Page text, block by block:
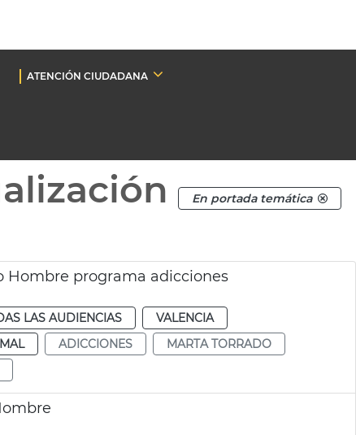
ATENCIÓN CIUDADANA
En portada temática
Hombre programa adicciones
LAS AUDIENCIAS
VALENCIA
ADICCIONES
MARTA TORRADO